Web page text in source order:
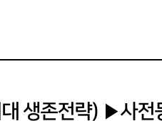
생존전략) ▶사